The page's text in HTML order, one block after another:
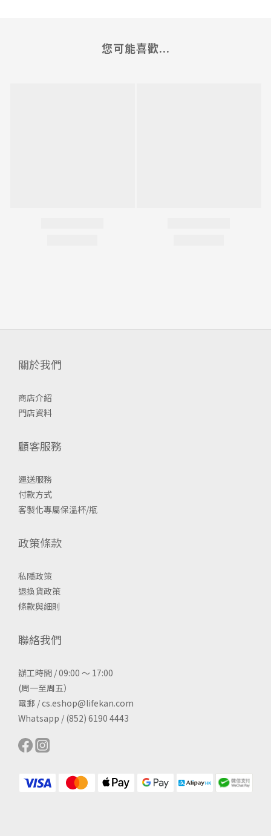
您可能喜歡...
關於我們
商店介紹
門店資料
顧客服務
運送服務
付款方式
客製化專屬保溫杯/瓶
政策條款
私隱政策
退換貨政策
條款與細則
聯絡我們
辦工時間 / 09:00 ～ 17:00
(周一至周五）
電郵 / cs.eshop@lifekan.com
Whatsapp / (852) 6190 4443